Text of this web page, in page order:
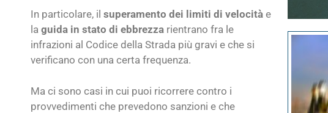
In particolare, il superamento dei limiti di velocità e
la guida in stato di ebbrezza rientrano fra le
infrazioni al Codice della Strada più gravi e che si
verificano con una certa frequenza.
Ma ci sono casi in cui puoi ricorrere contro i
provvedimenti che prevedono sanzioni e che